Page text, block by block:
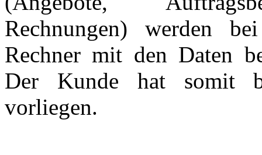
Rechnungen) werden
Rechner mit den Daten
Der Kunde hat somit
vorliegen.